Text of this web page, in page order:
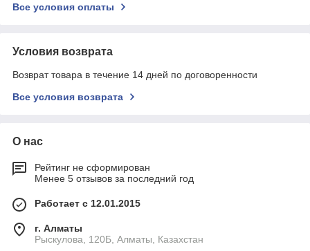
Все условия оплаты
Условия возврата
Возврат товара в течение 14 дней по договоренности
Все условия возврата
О нас
Рейтинг не сформирован
Менее 5 отзывов за последний год
Работает с 12.01.2015
г. Алматы
Рыскулова, 120Б, Алматы, Казахстан